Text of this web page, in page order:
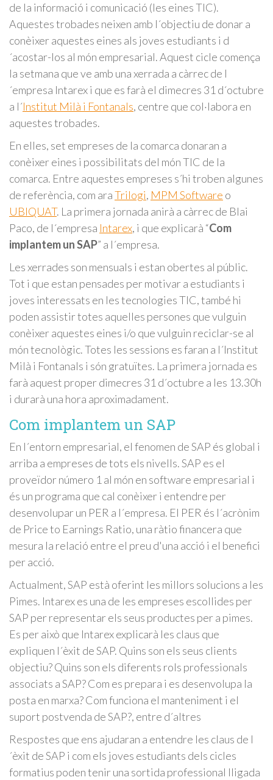
de la informació i comunicació (les eines TIC).
Aquestes trobades neixen amb l´objectiu de donar a
conèixer aquestes eines als joves estudiants i d
´acostar-los al món empresarial. Aquest cicle comença
la setmana que ve amb una xerrada a càrrec de l
´empresa Intarex i que es farà el dimecres 31 d´octubre
a l´Institut Milà i Fontanals, centre que col·labora en
aquestes trobades.
En elles, set empreses de la comarca donaran a
conèixer eines i possibilitats del món TIC de la
comarca. Entre aquestes empreses s´hi troben algunes
de referència, com araTrilogi, MPM Software o
UBIQUAT. La primera jornada anirà a càrrec de Blai
Paco, de l´empresa Intarex, i que explicarà “Com
implantem un SAP” a l´empresa.
Les xerrades son mensuals i estan obertes al públic.
Tot i que estan pensades per motivar a estudiants i
joves interessats en les tecnologies TIC, també hi
poden assistir totes aquelles persones que vulguin
conèixer aquestes eines i/o que vulguin reciclar-se al
món tecnològic. Totes les sessions es faran a l´Institut
Milà i Fontanals i són gratuïtes. La primera jornada es
farà aquest proper dimecres 31 d´octubre a les 13.30h
i durarà una hora aproximadament.
Com implantem un SAP
En l´entorn empresarial, el fenomen de SAP és global i
arriba a empreses de tots els nivells. SAP es el
proveïdor número 1 al món en software empresarial i
és un programa que cal conèixer i entendre per
desenvolupar un PER a l´empresa. El PER és l´acrònim
de Price to Earnings Ratio, una ràtio financera que
mesura la relació entre el preu d'una acció i el benefici
per acció.
Actualment, SAP està oferint les millors solucions a les
Pimes. Intarex es una de les empreses escollides per
SAP per representar els seus productes per a pimes.
Es per això que Intarex explicarà les claus que
expliquen l´èxit de SAP. Quins son els seus clients
objectiu? Quins son els diferents rols professionals
associats a SAP? Com es prepara i es desenvolupa la
posta en marxa? Com funciona el manteniment i el
suport postvenda de SAP?, entre d´altres
Respostes que ens ajudaran a entendre les claus de l
´èxit de SAP i com els joves estudiants dels cicles
formatius poden tenir una sortida professional lligada